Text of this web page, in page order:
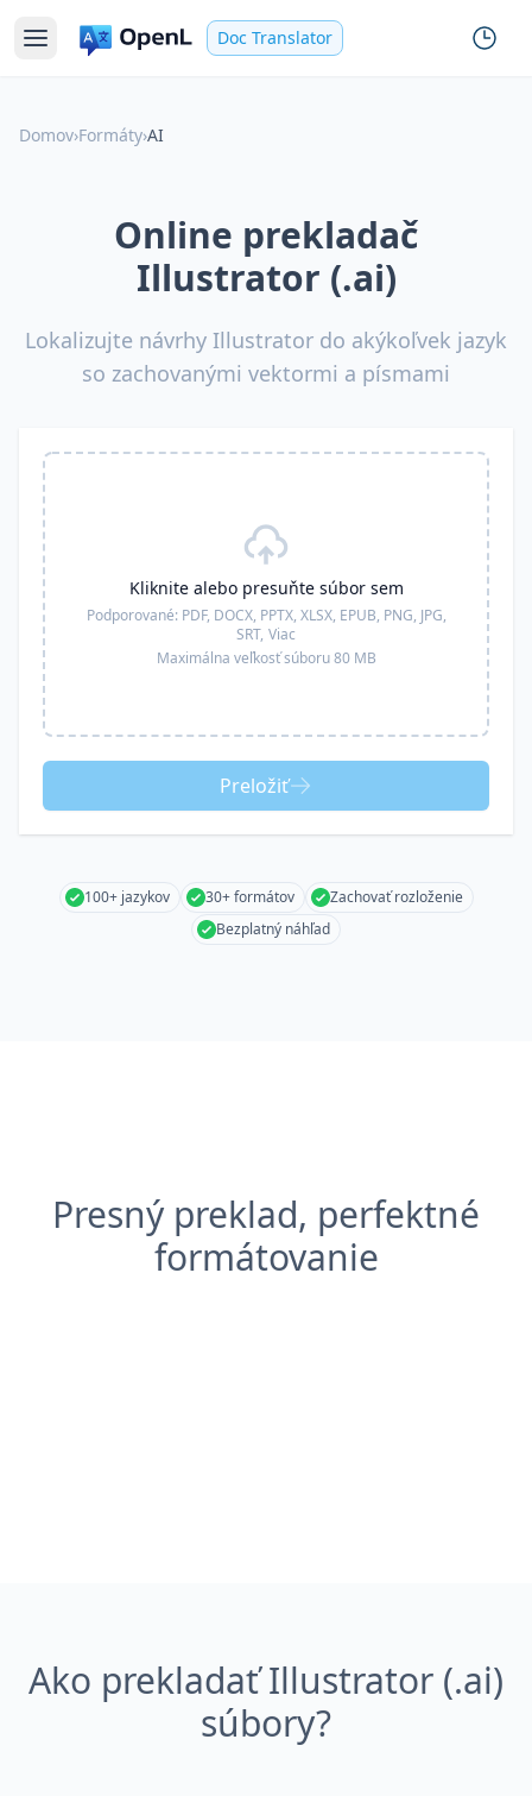
Doc Translator
Domov›Formáty›AI
Online prekladač
Illustrator (.ai)
Lokalizujte návrhy Illustrator do akýkoľvek jazyk
so zachovanými vektormi a písmami
Kliknite alebo presuňte súbor sem
Podporované: PDF, DOCX, PPTX, XLSX, EPUB, PNG, JPG,
SRT, Viac
Maximálna veľkosť súboru 80 MB
Preložiť
100+ jazykov 30+ formátov
Zachovať rozloženie
Bezplatný náhľad
Presný preklad, perfektné
formátovanie
Ako prekladať Illustrator (.ai)
súbory?